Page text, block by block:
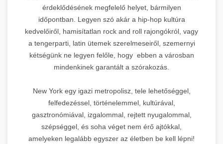
érdeklődésének megfelelő helyet, bármilyen
időpontban. Legyen szó akár a hip-hop kultúra
kedvelőiről, hamisítatlan rock and roll rajongókról, vagy
a tengerparti, latin ütemek szerelmeseiről, szemernyi
kétségünk ne legyen felőle, hogy ebben a városban
mindenkinek garantált a szórakozás.
New York egy igazi metropolisz, tele lehetőséggel,
felfedezéssel, történelemmel, kultúrával,
gasztronómiával, izgalommal, rejtett nyugalommal,
szépséggel, és soha véget nem érő ajtókkal,
amelyeken legalább egyszer az életben be kell lépni!